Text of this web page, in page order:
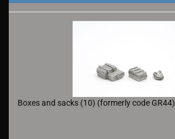
Boxes and sacks (10) (formerly code GR44)